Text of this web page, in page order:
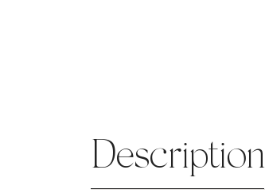
Description